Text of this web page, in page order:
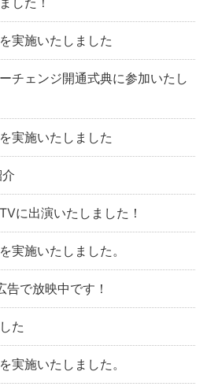
実施いたしました
チェンジ開通式典に参加いたし
実施いたしました
に出演いたしました！
実施いたしました。
で放映中です！
た
実施いたしました。